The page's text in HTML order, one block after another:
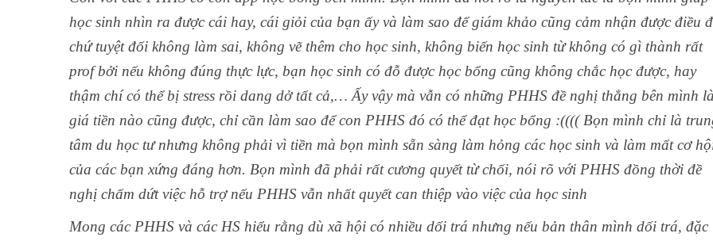
học sinh nhìn ra được cái hay, cái giỏi của bạn ấy và làm sao để giám khảo cũng cảm nhận được điều
chứ tuyệt đối không làm sai, không vẽ thêm cho học sinh, không biến học sinh từ không có gì thành rất
prof bởi nếu không đúng thực lực, bạn học sinh có đỗ được học bổng cũng không chắc học được, hay
thậm chí có thể bị stress rồi dang dở tất cả,… Ấy vậy mà vẫn có những PHHS đề nghị thẳng bên mình là
giá tiền nào cũng được, chỉ cần làm sao để con PHHS đó có thể đạt học bổng :(((( Bọn mình chỉ là
tâm du học tư nhưng không phải vì tiền mà bọn mình sẵn sàng làm hỏng các học sinh và làm mất cơ
của các bạn xứng đáng hơn. Bọn mình đã phải rất cương quyết từ chối, nói rõ với PHHS đồng thời đề
nghị chấm dứt việc hỗ trợ nếu PHHS vẫn nhất quyết can thiệp vào việc của học sinh
Mong các PHHS và các HS hiểu rằng dù xã hội có nhiều dối trá nhưng nếu bản thân mình dối trá, đặc